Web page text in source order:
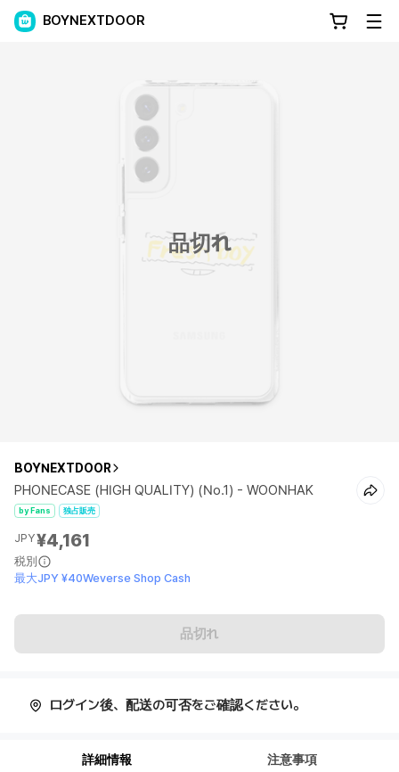
BOYNEXTDOOR
品切れ
BOYNEXTDOOR
PHONECASE (HIGH QUALITY) (No.1) - WOONHAK
by Fans 独占販売
JPY¥4,161
税別
最大JPY ¥40Weverse Shop Cash
品切れ
ログイン後、配送の可否をご確認ください。
詳細情報 注意事項